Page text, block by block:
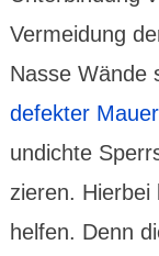
Vermei­dung
Nasse Wände
defekter
undichte
zieren. Hierbei
helfen. Denn